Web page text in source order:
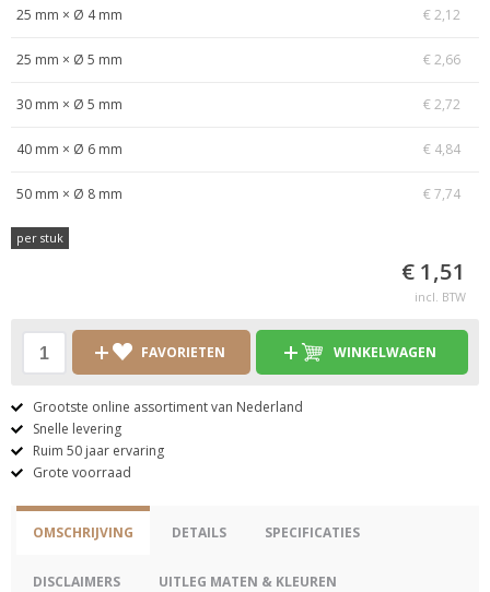
25 mm × Ø 4 mm € 2,12
25 mm × Ø 5 mm € 2,66
30 mm × Ø 5 mm € 2,72
40 mm × Ø 6 mm € 4,84
50 mm × Ø 8 mm € 7,74
per stuk
€ 1,51
incl. BTW
FAVORIETEN WINKELWAGEN
Grootste online assortiment van Nederland
Snelle levering
Ruim 50 jaar ervaring
Grote voorraad
OMSCHRIJVING DETAILS SPECIFICATIES
DISCLAIMERS UITLEG MATEN & KLEUREN